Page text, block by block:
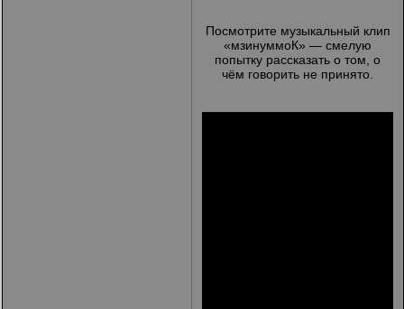
Посмотрите музыкальный клип
«мзинуммоК» — смелую
попытку рассказать о том, о
чём говорить не принято.